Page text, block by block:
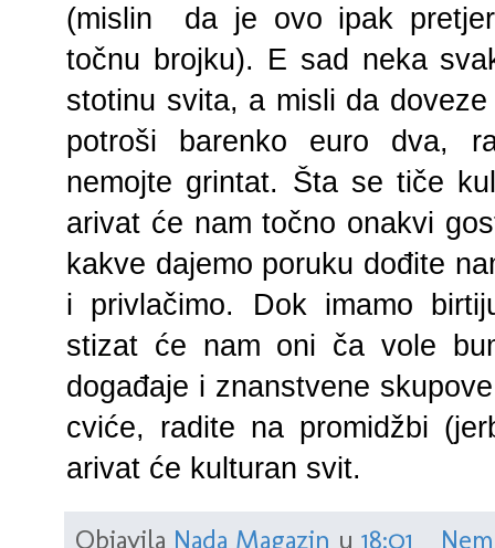
(mislin da je ovo ipak
točnu brojku). E sad neka
stotinu svita, a misli da
potroši barenko euro dva,
nemojte grintat. Šta se tiče
arivat će nam točno onakvi
kakve dajemo poruku dođite
i privlačimo. Dok imamo
stizat će nam oni ča vole
događaje i znanstvene
cviće, radite na promidžbi
arivat će kulturan svit.
Objavila Nada Magazin u 18:01